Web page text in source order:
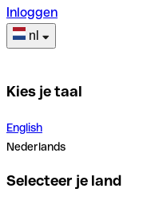
Inloggen
nl
Kies je taal
English
Nederlands
Selecteer je land